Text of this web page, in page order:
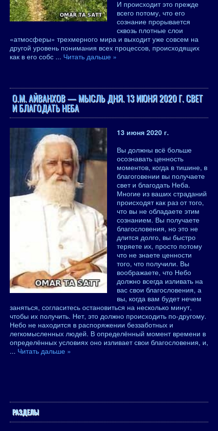
И происходит это прежде
всего потому, что его
сознание прорывается
сквозь плотные слои
«атмосферы» трехмерного мира и выходит уже совсем на
другой уровень понимания всех процессов, происходящих
как в его собс ... Читать дальше »
О.М. АЙВАНХОВ — МЫСЛЬ ДНЯ. 13 ИЮНЯ 2020 Г. СВЕТ
И БЛАГОДАТЬ НЕБА
13 июня 2020 г.
Вы должны всё больше
осознавать ценность
моментов, когда в тишине, в
благоговении вы получаете
свет и благодать Неба.
Многие из ваших страданий
происходят как раз от того,
что вы не обладаете этим
сознанием. Вы получаете
благословения, но это не
длится долго, вы быстро
теряете их, просто потому
что не знаете ценности
того, что получили. Вы
воображаете, что Небо
должно всегда изливать на
вас свои благословения, а
вы, когда вам будет нечем
заняться, согласитесь остановиться на несколько минут,
чтобы их получить. Нет, это должно происходить по-другому.
Небо не находится в распоряжении беззаботных и
легкомысленных людей. В определённый момент времени в
определённых условиях оно изливает свои благословения, и,
... Читать дальше »
РАЗДЕЛЫ